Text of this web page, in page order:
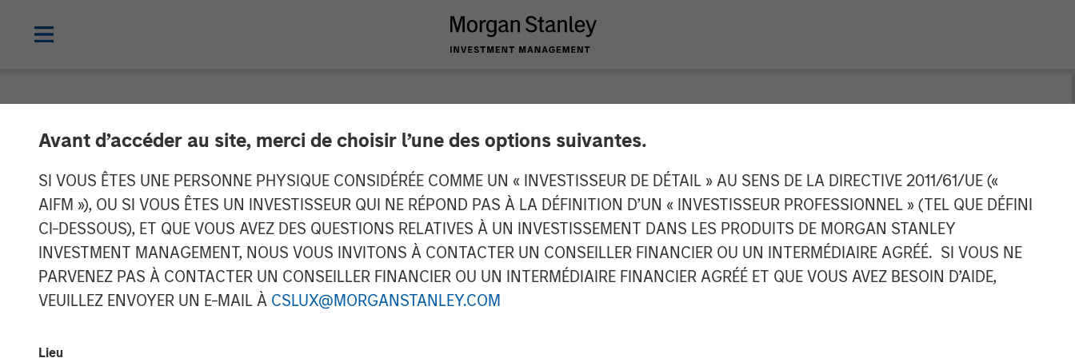
Avant d’accéder au site, merci de choisir l’une des options suivantes.
SI VOUS ÊTES UNE PERSONNE PHYSIQUE CONSIDÉRÉE COMME UN « INVESTISSEUR DE DÉTAIL » AU SENS DE LA DIRECTIVE 2011/61/UE («
AIFM »), OU SI VOUS ÊTES UN INVESTISSEUR QUI NE RÉPOND PAS À LA DÉFINITION D’UN « INVESTISSEUR PROFESSIONNEL » (TEL QUE DÉFINI
CI-DESSOUS), ET QUE VOUS AVEZ DES QUESTIONS RELATIVES À UN INVESTISSEMENT DANS LES PRODUITS DE MORGAN STANLEY
INVESTMENT MANAGEMENT, NOUS VOUS INVITONS À CONTACTER UN CONSEILLER FINANCIER OU UN INTERMÉDIAIRE AGRÉÉ. SI VOUS NE
PARVENEZ PAS À CONTACTER UN CONSEILLER FINANCIER OU UN INTERMÉDIAIRE FINANCIER AGRÉÉ ET QUE VOUS AVEZ BESOIN D’AIDE,
VEUILLEZ ENVOYER UN E-MAIL À CSLUX@MORGANSTANLEY.COM
Lieu
Morgan Stanley Capital Partners Completes
Investment in Impact Fitness
11 JUIN 2019